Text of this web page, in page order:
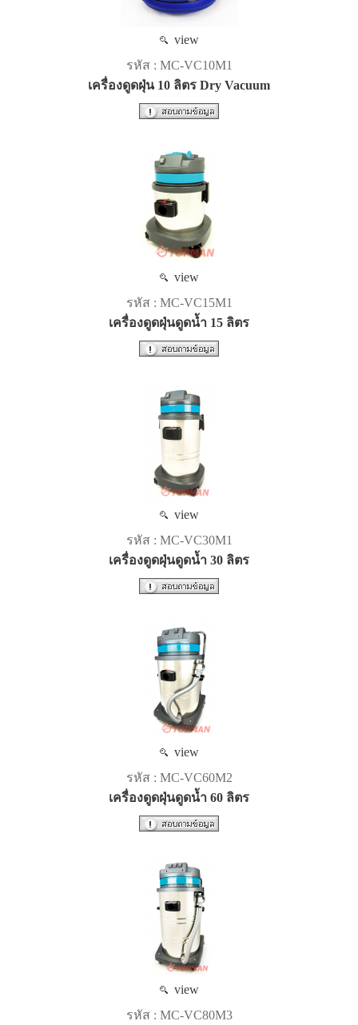
view
รหัส : MC-VC10M1
เครื่องดูดฝุ่น 10 ลิตร Dry Vacuum
view
รหัส : MC-VC15M1
เครื่องดูดฝุ่นดูดน้ำ 15 ลิตร
view
รหัส : MC-VC30M1
เครื่องดูดฝุ่นดูดน้ำ 30 ลิตร
view
รหัส : MC-VC60M2
เครื่องดูดฝุ่นดูดน้ำ 60 ลิตร
view
รหัส : MC-VC80M3